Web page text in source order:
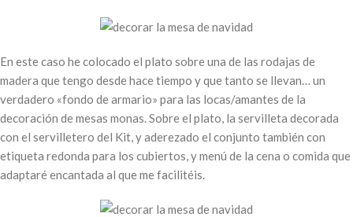
En este caso he colocado el plato sobre una de las rodajas de
madera que tengo desde hace tiempo y que tanto se llevan… un
verdadero «fondo de armario» para las locas/amantes de la
decoración de mesas monas. Sobre el plato, la servilleta decorada
con el servilletero del Kit, y aderezado el conjunto también con
etiqueta redonda para los cubiertos, y menú de la cena o comida que
adaptaré encantada al que me facilitéis.